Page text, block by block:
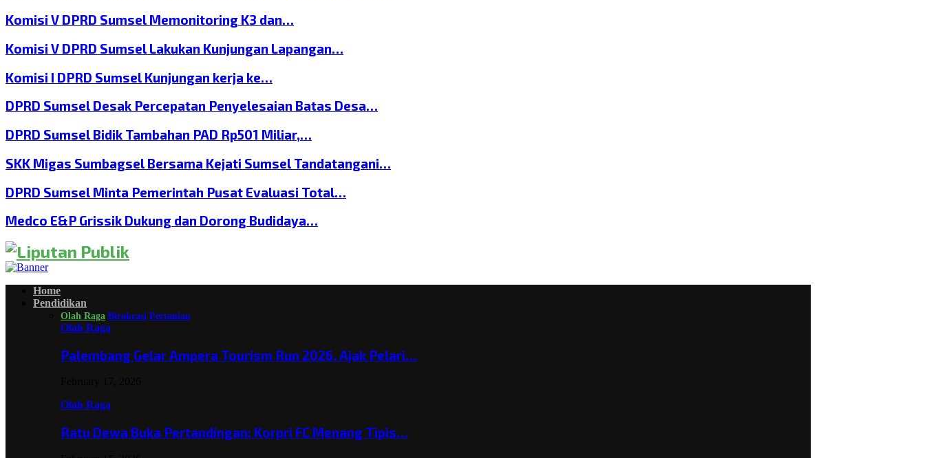
Komisi V DPRD Sumsel Memonitoring K3 dan…
Komisi V DPRD Sumsel Lakukan Kunjungan Lapangan…
Komisi I DPRD Sumsel Kunjungan kerja ke…
DPRD Sumsel Desak Percepatan Penyelesaian Batas Desa…
DPRD Sumsel Bidik Tambahan PAD Rp501 Miliar,…
SKK Migas Sumbagsel Bersama Kejati Sumsel Tandatangani…
DPRD Sumsel Minta Pemerintah Pusat Evaluasi Total…
Medco E&P Grissik Dukung dan Dorong Budidaya…
Home
Pendidikan
Olah Raga Birokrasi Pertanian
Olah Raga
Palembang Gelar Ampera Tourism Run 2026, Ajak Pelari…
Olah Raga
Ratu Dewa Buka Pertandingan: Korpri FC Menang Tipis…